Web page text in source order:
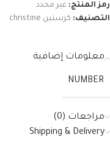
رمز المنتج: غير محدد
التصنيف: كرستين christine
معلومات إضافية
NUMBER
مراجعات (0)
Shipping & Delivery